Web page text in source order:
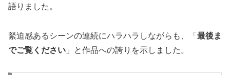
語りました。
緊迫感あるシーンの連続にハラハラしながらも、「 最後ま
でご覧ください 」と作品への誇りを示しました。